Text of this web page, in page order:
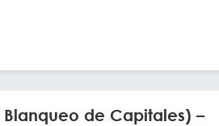
Blanqueo de Capitales) –